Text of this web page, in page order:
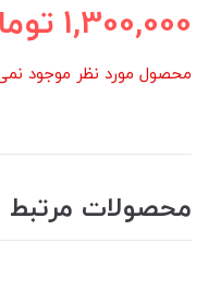
1,300,000
محصول مورد نظر موجود
محصولات مرتبط